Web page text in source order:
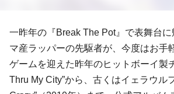
一昨年の『Break The Pot』で表舞台
マ産ラッパーの先駆者が、今度はお手
ゲーム を迎えた昨年のヒットボーイ製
Thru My City”から、古くはイェラウル